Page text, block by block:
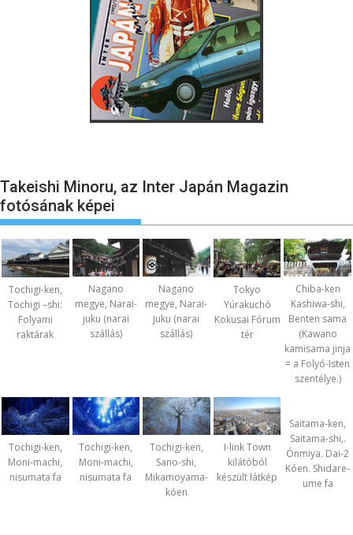
Takeishi Minoru, az Inter Japán Magazin
fotósának képei
Tochigi-ken,
Tochigi –shi:
Folyami
raktárak
Nagano
megye, Narai-
juku (narai
szállás)
Nagano
megye, Narai-
juku (narai
szállás)
Tokyo
Yúrakuchó
Kokusai Fórum
tér
Chiba-ken
Kashiwa-shi,
Benten sama
(Kawano
kamisama jinja
= a Folyó-Isten
szentélye.)
Tochigi-ken,
Moni-machi,
nisumata fa
Tochigi-ken,
Moni-machi,
nisumata fa
Tochigi-ken,
Sano-shi,
Mikamoyama-
kóen
I-link Town
kilátóból
készült látkép
Saitama-ken,
Saitama-shi,.
Ónmiya. Dai-2
Kóen. Shidare-
ume fa